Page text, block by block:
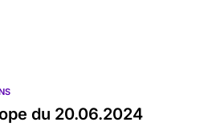
du 20.06.2024